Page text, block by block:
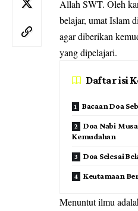
Allah SWT. Oleh
belajar, umat Islam
agar diberikan
yang dipelajari.
Daftar isi
Bacaan Doa
Doa Nabi
Kemudahan
Doa Selesai
Keutamaan
Menuntut ilmu